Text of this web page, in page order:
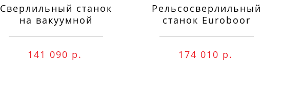
Сверлильный станок
на вакуумной
141 090 р.
Рельсосверлильный
станок Euroboor
174 010 р.